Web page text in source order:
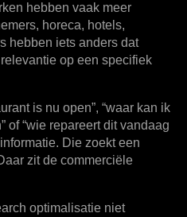
hebben vaak meer
horeca, hotels,
hebben iets anders dat
op een specifiek
is nu open”, “waar kan ik
of “wie repareert dit vandaag
Die zoekt een
zit de commerciële
optimalisatie niet